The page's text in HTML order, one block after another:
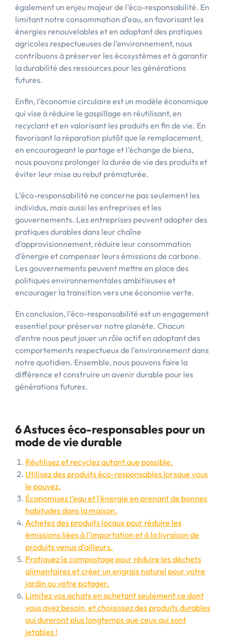
également un enjeu majeur de l’éco-responsabilité. En
limitant notre consommation d’eau, en favorisant les
énergies renouvelables et en adoptant des pratiques
agricoles respectueuses de l’environnement, nous
contribuons à préserver les écosystèmes et à garantir
la durabilité des ressources pour les générations
futures.
Enfin, l’économie circulaire est un modèle économique
qui vise à réduire le gaspillage en réutilisant, en
recyclant et en valorisant les produits en fin de vie. En
favorisant la réparation plutôt que le remplacement,
en encourageant le partage et l’échange de biens,
nous pouvons prolonger la durée de vie des produits et
éviter leur mise au rebut prématurée.
L’éco-responsabilité ne concerne pas seulement les
individus, mais aussi les entreprises et les
gouvernements. Les entreprises peuvent adopter des
pratiques durables dans leur chaîne
d’approvisionnement, réduire leur consommation
d’énergie et compenser leurs émissions de carbone.
Les gouvernements peuvent mettre en place des
politiques environnementales ambitieuses et
encourager la transition vers une économie verte.
En conclusion, l’éco-responsabilité est un engagement
essentiel pour préserver notre planète. Chacun
d’entre nous peut jouer un rôle actif en adoptant des
comportements respectueux de l’environnement dans
notre quotidien. Ensemble, nous pouvons faire la
différence et construire un avenir durable pour les
générations futures.
6 Astuces éco-responsables pour un
mode de vie durable
Réutilisez et recyclez autant que possible.
Utilisez des produits éco-responsables lorsque vous
le pouvez.
Économisez l’eau et l’énergie en prenant de bonnes
habitudes dans la maison.
Achetez des produits locaux pour réduire les
émissions liées à l’importation et à la livraison de
produits venus d’ailleurs.
Pratiquez le compostage pour réduire les déchets
alimentaires et créer un engrais naturel pour votre
jardin ou votre potager.
Limitez vos achats en achetant seulement ce dont
vous avez besoin, et choisissez des produits durables
qui dureront plus longtemps que ceux qui sont
jetables !